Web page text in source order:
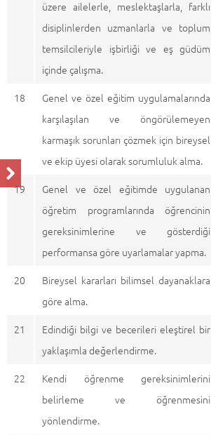
üzere ailelerle, meslektaşlarla, farklı
disiplinlerden uzmanlarla ve toplum
temsilcileriyle işbirliği ve eş güdüm
içinde çalışma.
18
Genel ve özel eğitim uygulamalarında
karşılaşılan ve öngörülemeyen
karmaşık sorunları çözmek için bireysel
ve ekip üyesi olarak sorumluluk alma.
19
Genel ve özel eğitimde uygulanan
öğretim programlarında öğrencinin
gereksinimlerine ve gösterdiği
performansa göre uyarlamalar yapma.
20
Bireysel kararları bilimsel dayanaklara
göre alma.
21
Edindiği bilgi ve becerileri eleştirel bir
yaklaşımla değerlendirme.
22
Kendi öğrenme gereksinimlerini
belirleme ve öğrenmesini
yönlendirme.